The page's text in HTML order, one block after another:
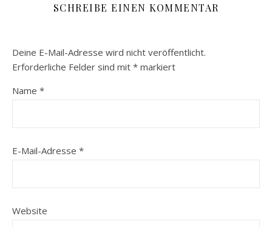
SCHREIBE EINEN KOMMENTAR
Deine E-Mail-Adresse wird nicht veröffentlicht.
Erforderliche Felder sind mit * markiert
Name *
E-Mail-Adresse *
Website